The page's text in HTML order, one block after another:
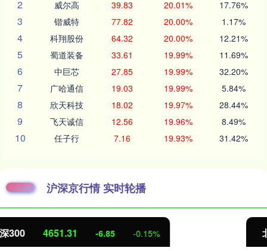
2 威尔高 39.83 20.01% 17.76%
3 锴威特 77.82 20.00% 1.17%
4 科翔股份 64.32 20.00% 12.21%
5 蜀道装备 33.61 19.99% 11.69%
6 中巨芯 27.85 19.99% 32.20%
7 广哈通信 19.03 19.99% 5.84%
8 欣天科技 18.02 19.97% 28.44%
9 飞天诚信 12.56 19.96% 8.49%
10 任子行 7.16 19.93% 31.42%
沪深京行情 实时轮播
北证50 1122.88 3.42